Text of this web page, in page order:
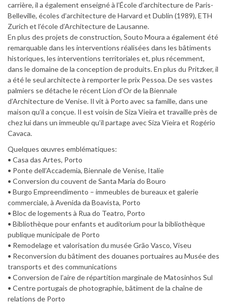
carrière, il a également enseigné à l’École d’architecture de Paris-
Belleville, écoles d’architecture de Harvard et Dublin (1989), ETH
Zurich et l’école d’Architecture de Lausanne.
En plus des projets de construction, Souto Moura a également été
remarquable dans les interventions réalisées dans les bâtiments
historiques, les interventions territoriales et, plus récemment,
dans le domaine de la conception de produits. En plus du Pritzker, il
a été le seul architecte à remporter le prix Pessoa. De ses vastes
palmiers se détache le récent Lion d’Or de la Biennale
d’Architecture de Venise. Il vit à Porto avec sa famille, dans une
maison qu’il a conçue. Il est voisin de Siza Vieira et travaille près de
chez lui dans un immeuble qu’il partage avec Siza Vieira et Rogério
Cavaca.
Quelques œuvres emblématiques:
• Casa das Artes, Porto
• Ponte dell’Accademia, Biennale de Venise, Italie
• Conversion du couvent de Santa Maria do Bouro
• Burgo Empreendimento – immeubles de bureaux et galerie
commerciale, à Avenida da Boavista, Porto
• Bloc de logements à Rua do Teatro, Porto
• Bibliothèque pour enfants et auditorium pour la bibliothèque
publique municipale de Porto
• Remodelage et valorisation du musée Grão Vasco, Viseu
• Reconversion du bâtiment des douanes portuaires au Musée des
transports et des communications
• Conversion de l’aire de répartition marginale de Matosinhos Sul
• Centre portugais de photographie, bâtiment de la chaîne de
relations de Porto